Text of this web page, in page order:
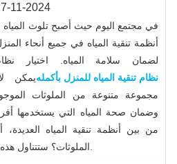
11-2024
في مجتمع اليوم حيث أصبح تلوث
أنظمة تنقية المياه في جميع أنحاء
لضمان سلامة المياه. اختيار
نظام تنقية المياه للمنزل بأكملهيمكن
مجموعة متنوعة من الملوثات
وضمان صحة المياه التي يستخدمها
من بين أنظمة تنقية المياه